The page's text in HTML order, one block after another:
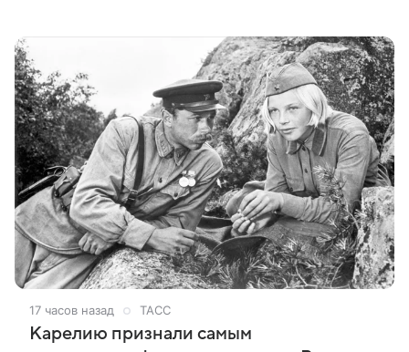
17 часов назад ТАСС
Карелию признали самым